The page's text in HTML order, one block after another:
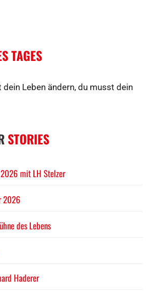
TAGES
dein Leben ändern, du musst dein
STORIES
mit LH Stelzer
2026
des Lebens
Haderer